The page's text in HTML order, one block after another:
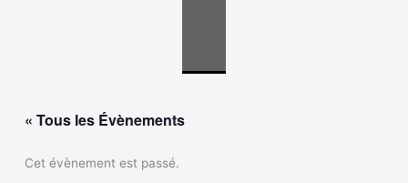
« Tous les Évènements
Cet évènement est passé.